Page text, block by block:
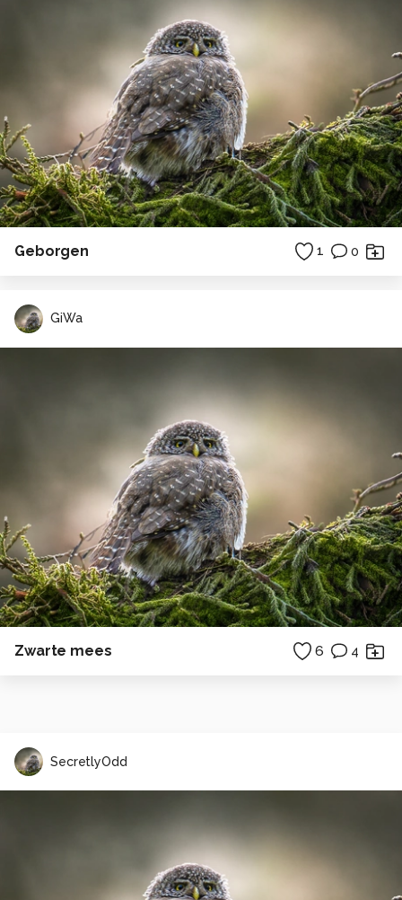
Geborgen 1 0
GiWa
Zwarte mees 6 4
SecretlyOdd